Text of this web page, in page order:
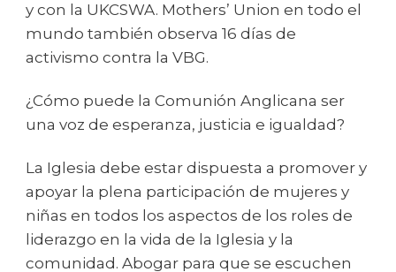
y con la UKCSWA. Mothers’ Union en todo el
mundo también observa 16 días de
activismo contra la VBG.
¿Cómo puede la Comunión Anglicana ser
una voz de esperanza, justicia e igualdad?
La Iglesia debe estar dispuesta a promover y
apoyar la plena participación de mujeres y
niñas en todos los aspectos de los roles de
liderazgo en la vida de la Iglesia y la
comunidad. Abogar para que se escuchen